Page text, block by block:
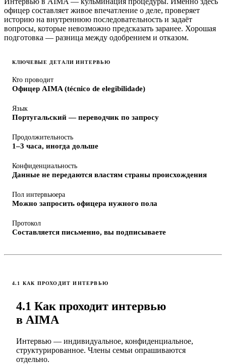
офицер составляет живое впечатление о деле, проверяет
историю на внутреннюю последовательность и задаёт
вопросы, которые невозможно предсказать заранее. Хорошая
подготовка — разница между одобрением и отказом.
КЛЮЧЕВЫЕ ДЕТАЛИ ИНТЕРВЬЮ
Кто проводит
Офицер AIMA (técnico de elegibilidade)
Язык
Португальский — переводчик по запросу
Продолжительность
1–3 часа, иногда дольше
Конфиденциальность
Данные не передаются властям страны происхождения
Пол интервьюера
Можно запросить офицера нужного пола
Протокол
Составляется письменно, вы подписываете
4.1 КАК ПРОХОДИТ ИНТЕРВЬЮ
4.1 Как проходит интервью
в AIMA
Интервью — индивидуальное, конфиденциальное,
структурированное. Члены семьи опрашиваются
отдельно.